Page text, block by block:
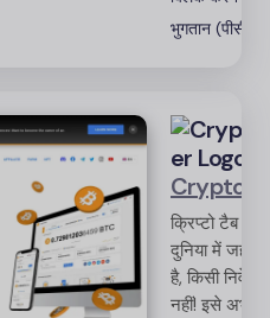
भुगतान (पीसीटी)
क्रिप्टो टैब
दुनिया में जहां
है, किसी निवेश
नहीं! इसे अभी